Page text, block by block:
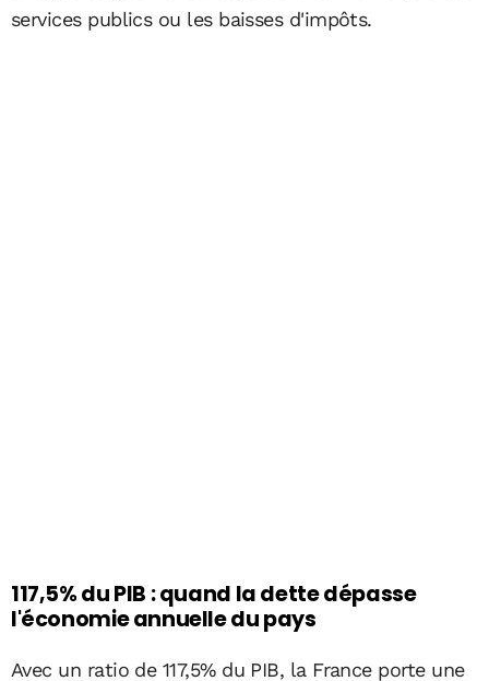
services publics ou les baisses d'impôts.
117,5% du PIB : quand la dette dépasse
l'économie annuelle du pays
Avec un ratio de 117,5% du PIB, la France porte une